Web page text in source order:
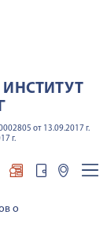
от 13.09.2017 г.
г.
о